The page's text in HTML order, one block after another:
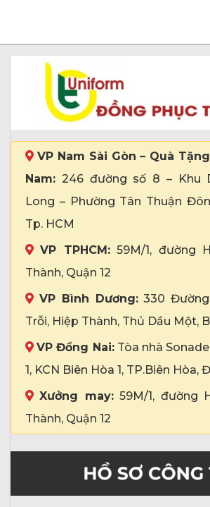
VP Nam Sài Gòn – Quà
Nam: 246 đường số 8 – Khu
Long – Phường Tân Thuận
Tp. HCM
VP TPHCM:59M/1, đường
Thành, Quận 12
VP Bình Dương:330 Đường
Trỗi, Hiệp Thành, Thủ Dầu Một,
VP Đồng Nai:Tòa nhà
1, KCN Biên Hòa 1, TP.Biên Hòa,
Xưởng may:59M/1, đường
Thành, Quận 12